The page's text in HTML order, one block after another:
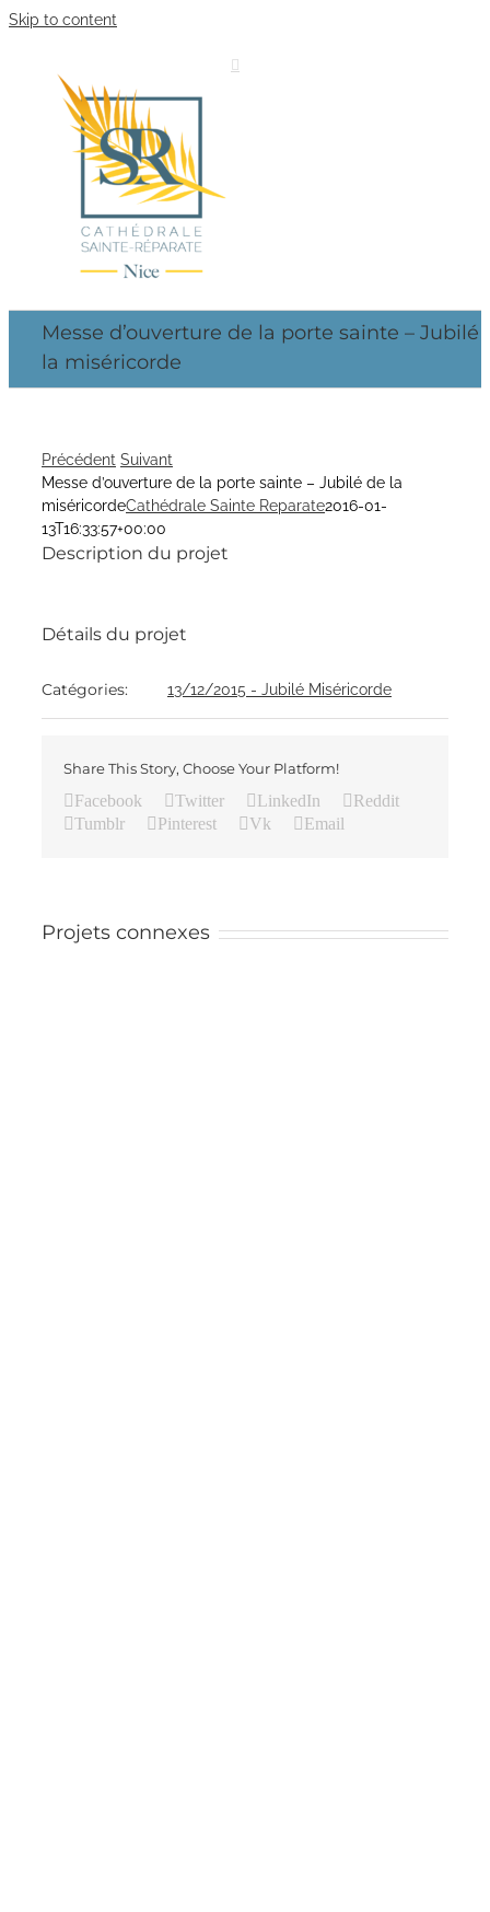
Skip to content
Messe d’ouverture de la porte sainte – Jubilé
la miséricorde
Précédent Suivant
Messe d’ouverture de la porte sainte – Jubilé de la
miséricordeCathédrale Sainte Reparate2016-01-
13T16:33:57+00:00
Description du projet
Détails du projet
Catégories: 13/12/2015 - Jubilé Miséricorde
Share This Story, Choose Your Platform!
Facebook Twitter LinkedIn
Reddit
Tumblr
Pinterest Vk Email
Projets connexes